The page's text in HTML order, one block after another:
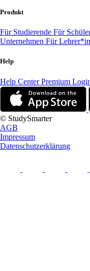
Produkt
Für Studierende Für
Unternehmen Für
Help
Help CenterPremium
© StudySmarter
AGB
Impressum
Datenschutzerklärung